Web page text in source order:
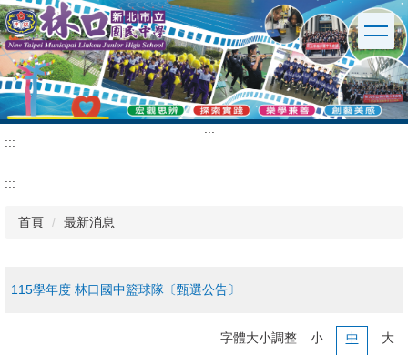
跳
到
主
要
內
容
區
:::
:::
:::
首頁 最新消息
115學年度 林口國中籃球隊〔甄選公告〕
字體大小調整 小 中 大